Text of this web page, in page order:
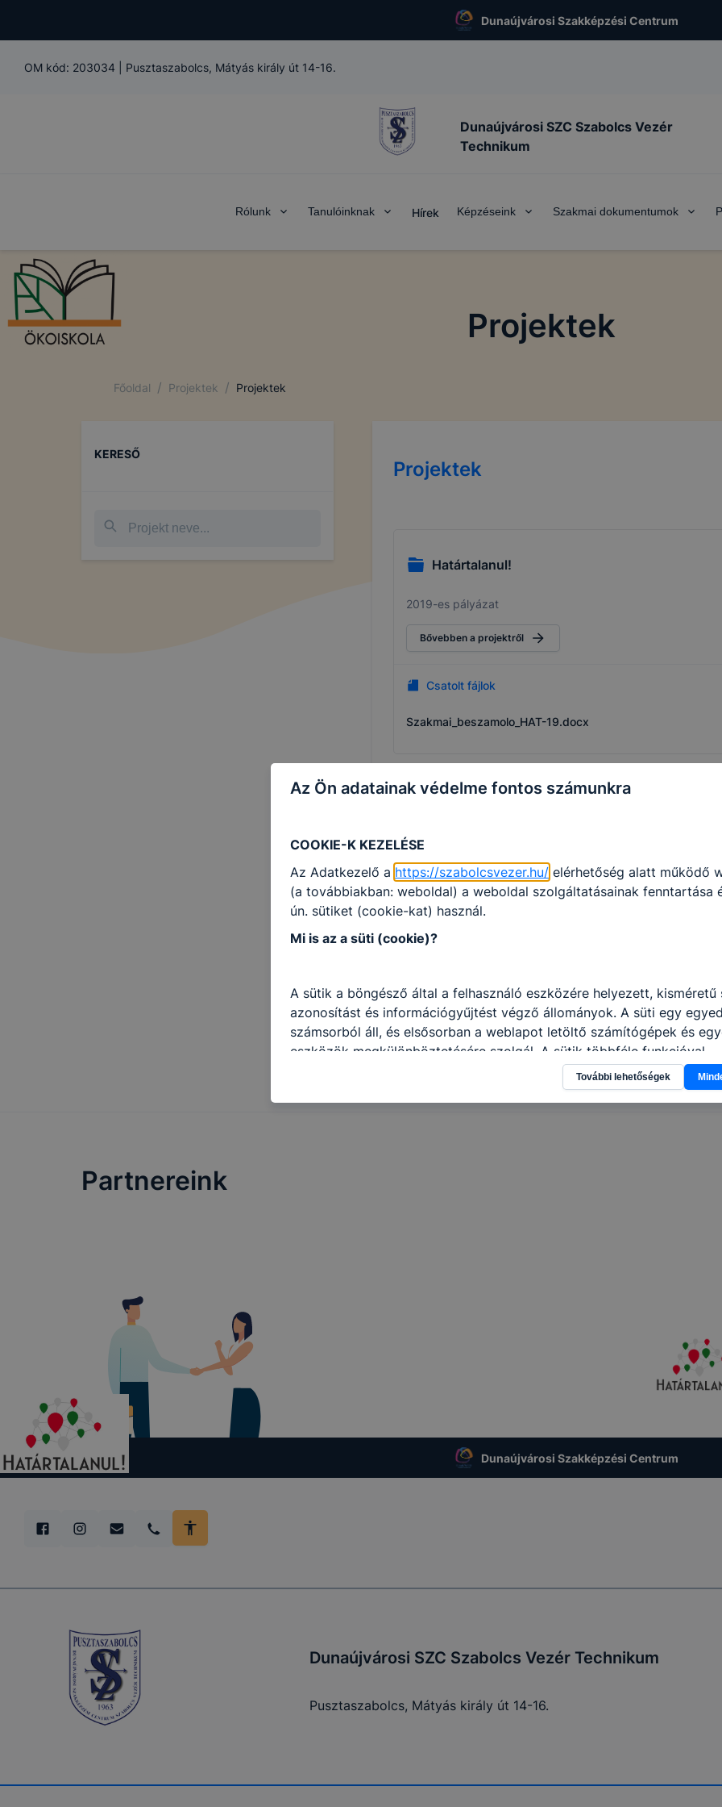
Dunaújvárosi Szakképzési Centrum
OM kód: 203034 Pusztaszabolcs, Mátyás király út 14-16.
Dunaújvárosi SZC Szabolcs Vezér
Technikum
Rólunk Tanulóinknak Hírek Képzéseink Szakmai dokumentumok
Projektek
Főoldal / Projektek / Projektek
KERESŐ
Projektek
Határtalanul!
2019-es pályázat
Bővebben a projektről
Csatolt fájlok
Szakmai_beszamolo_HAT-19.docx
Erasmus+
Bővebben a projektről
Partnereink
Dunaújvárosi Szakképzési Centrum
Dunaújvárosi SZC Szabolcs Vezér Technikum
Pusztaszabolcs, Mátyás király út 14-16.
Az Ön adatainak védelme fontos számunkra
COOKIE-K KEZELÉSE
Az Adatkezelő a https://szabolcsvezer.hu/ elérhetőség alatt működő
(a továbbiakban: weboldal) a weboldal szolgáltatásainak fenntartása
ún. sütiket (cookie-kat) használ.
Mi is az a süti (cookie)?
A sütik a böngésző által a felhasználó eszközére helyezett, kisméretű
azonosítást és információgyűjtést végző állományok. A süti egy
számsorból áll, és elsősorban a weblapot letöltő számítógépek és
eszközök megkülönböztetésére szolgál. A sütik többféle funkcióval
rendelkeznek, többek között információt gyűjtenek, megjegyzik a
beállításokat, lehetőséget adnak a weboldal tulajdonosának a
A cookie-k által gyűjtött információkat a weboldal nem értékesíti, adja
mértékben, amely szolgáltatásokhoz az érintett ezen információt
A fentieknek megfelelően a feltétlenül szükséges cookie-k a
weboldalon történő felhasználói munkamenet kezelésének céljából. A
érvényességi ideje kizárólag az Ön aktuális látogatására vonatkozik, a
További lehetőségek